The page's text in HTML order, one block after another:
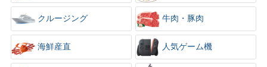
×
クルージング 牛肉・豚肉
海鮮産直 人気ゲーム機